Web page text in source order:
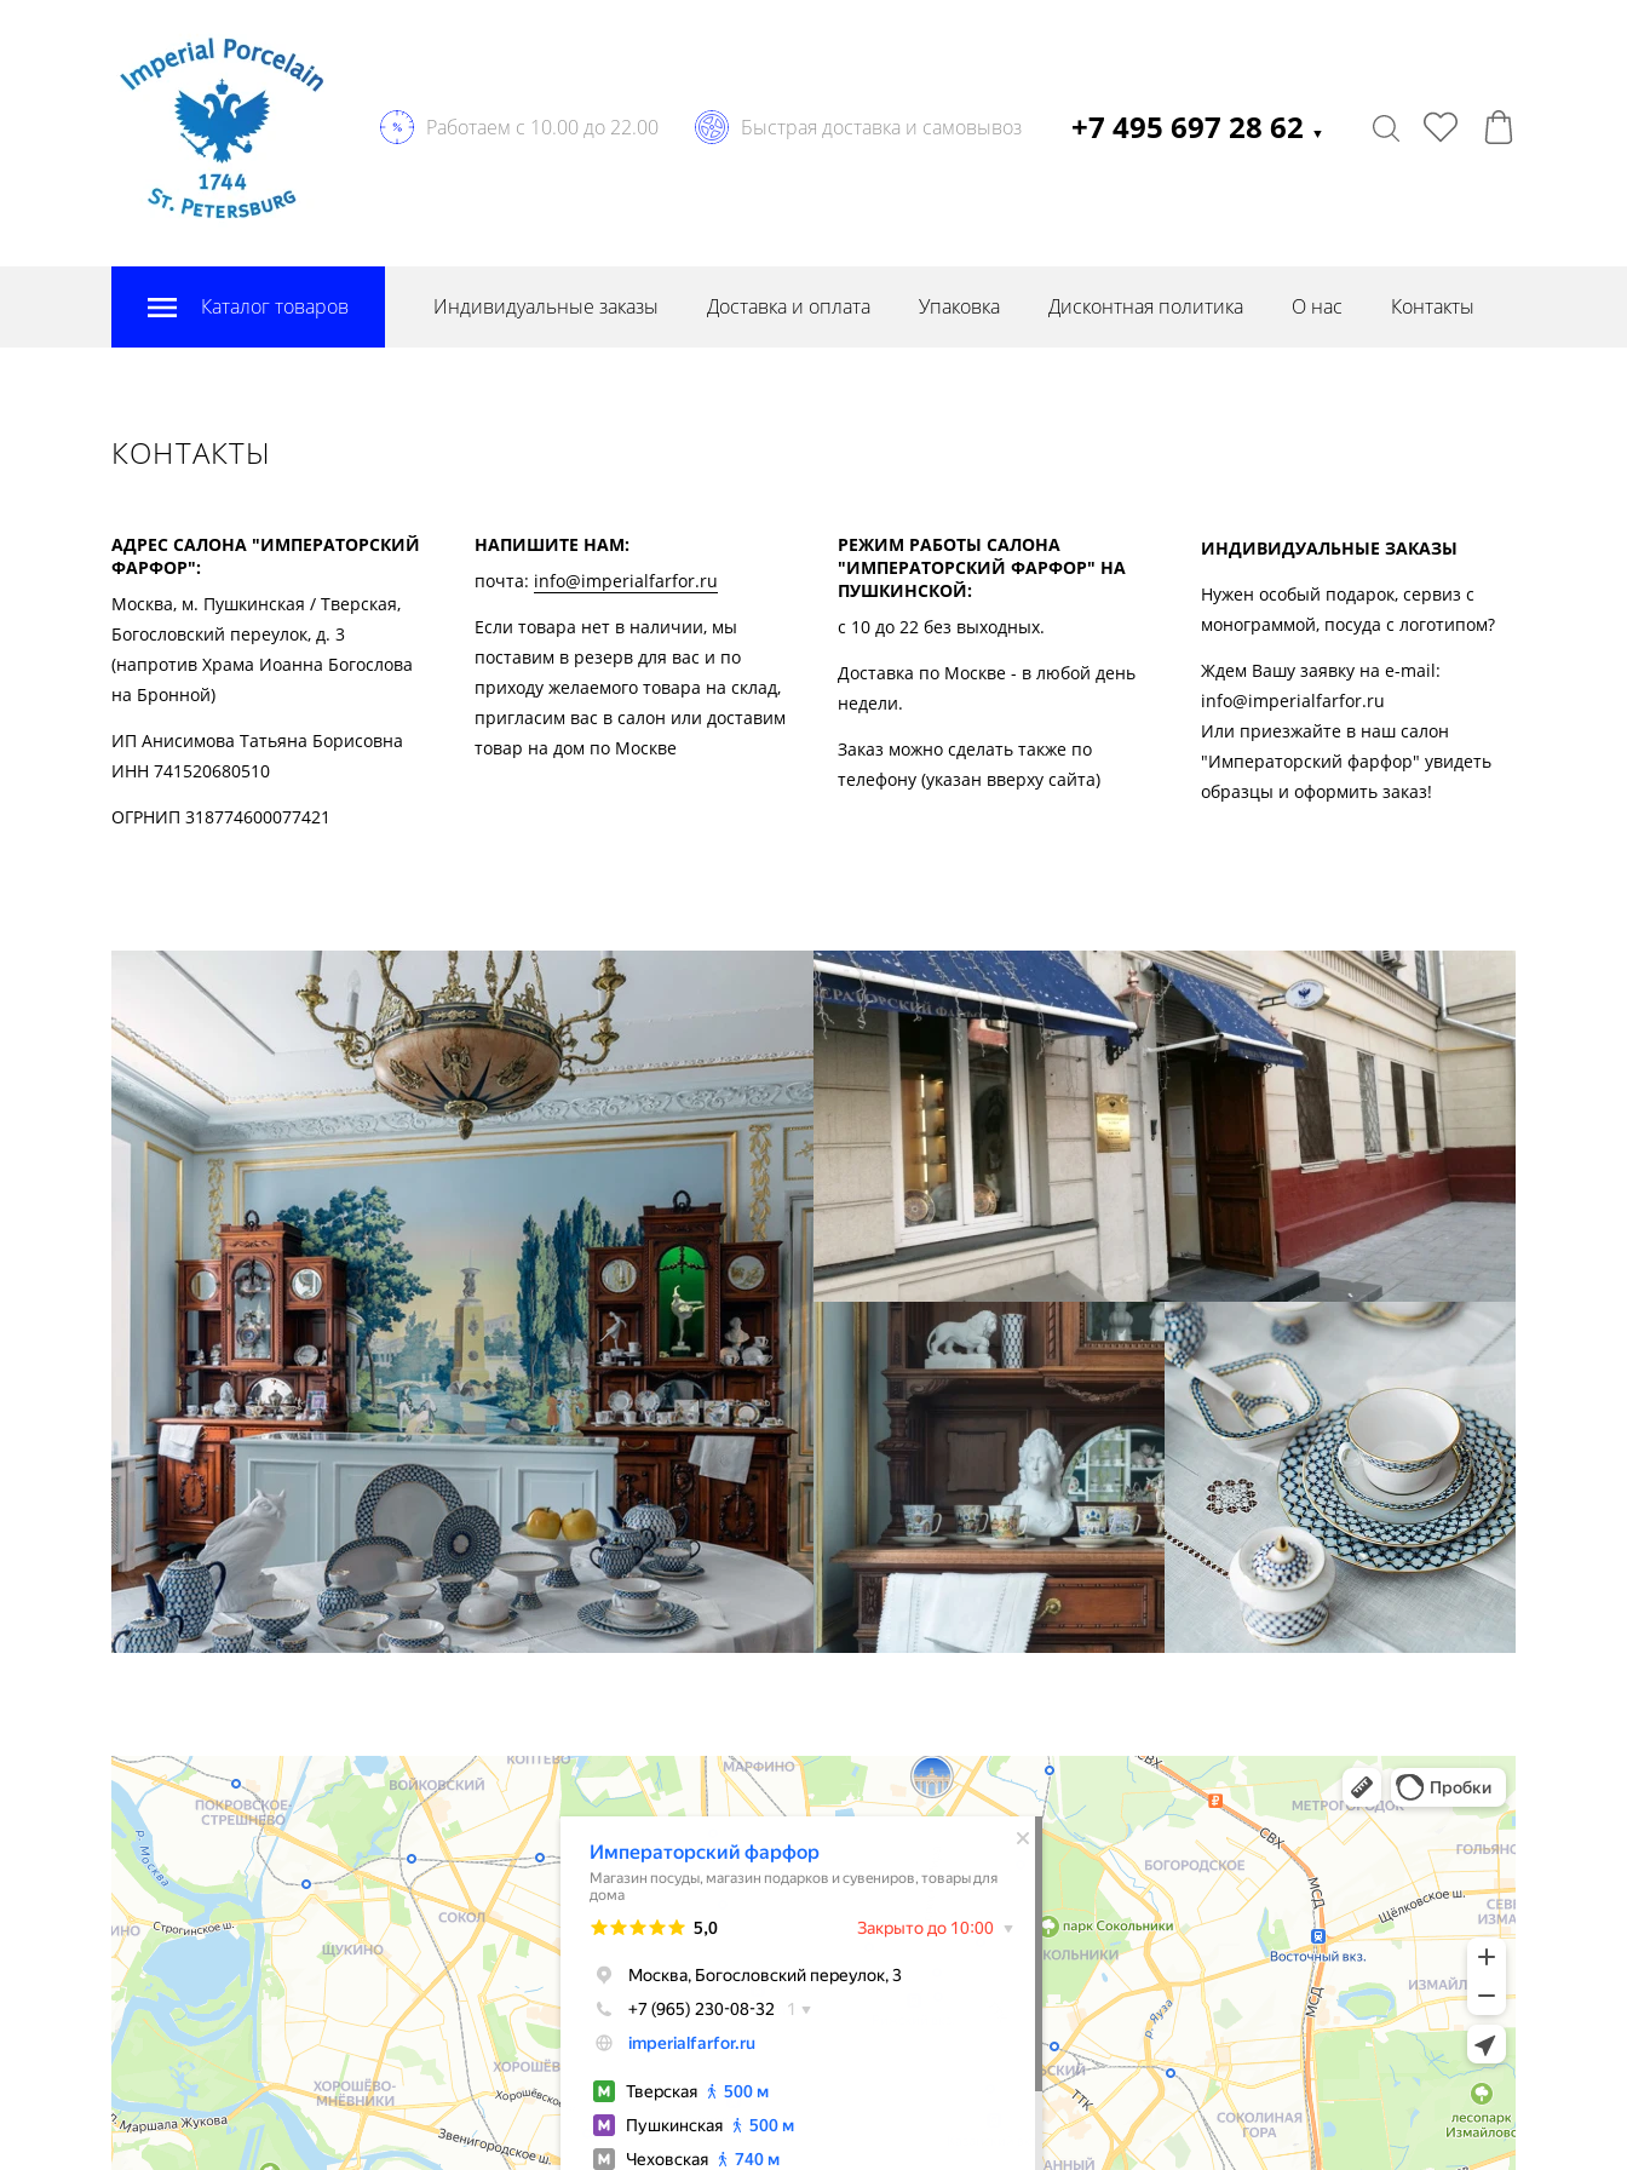
Работаем с 10.00 до 22.00 Быстрая доставка и самовывоз +7 495 697 28 62 ▼
Каталог товаров Индивидуальные заказы Доставка и оплата Упаковка Дисконтная политика О нас Контакты
КОНТАКТЫ
АДРЕС САЛОНА "ИМПЕРАТОРСКИЙ
ФАРФОР":
Москва, м. Пушкинская / Тверская,
Богословский переулок, д. 3
(напротив Храма Иоанна Богослова
на Бронной)
ИП Анисимова Татьяна Борисовна
ИНН 741520680510
ОГРНИП 318774600077421
НАПИШИТЕ НАМ:
почта: info@imperialfarfor.ru
Если товара нет в наличии, мы
поставим в резерв для вас и по
приходу желаемого товара на склад,
пригласим вас в салон или доставим
товар на дом по Москве
РЕЖИМ РАБОТЫ САЛОНА
"ИМПЕРАТОРСКИЙ ФАРФОР" НА
ПУШКИНСКОЙ:
с 10 до 22 без выходных.
Доставка по Москве - в любой день
недели.
Заказ можно сделать также по
телефону (указан вверху сайта)
ИНДИВИДУАЛЬНЫЕ ЗАКАЗЫ
Нужен особый подарок, сервиз с
монограммой, посуда с логотипом?
Ждем Вашу заявку на e-mail:
info@imperialfarfor.ru
Или приезжайте в наш салон
"Императорский фарфор" увидеть
образцы и оформить заказ!